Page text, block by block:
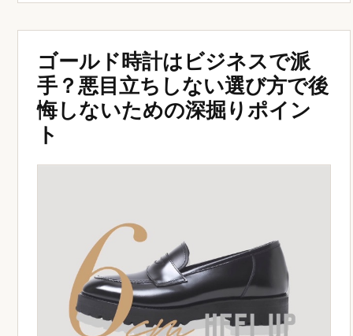
ゴールド時計はビジネスで派
手？悪目立ちしない選び方で後
悔しないための深掘りポイン
ト